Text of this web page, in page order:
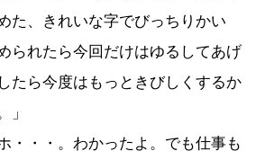
た、きれいな字でびっちりかい
られたら今回だけはゆるしてあげ
たら今度はもっときびしくするか
」
・・・。わかったよ。でも仕事も